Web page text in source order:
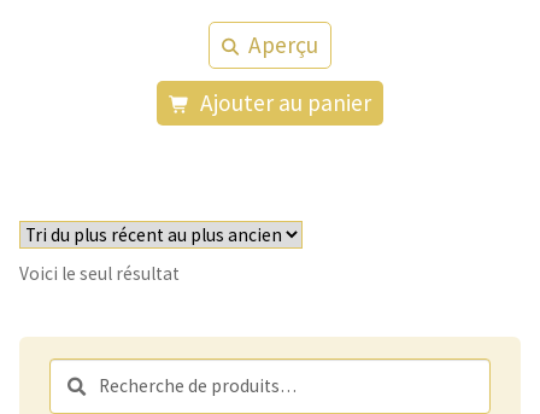
Aperçu
Ajouter au panier
Voici le seul résultat
Recherche
pour :
Recherche